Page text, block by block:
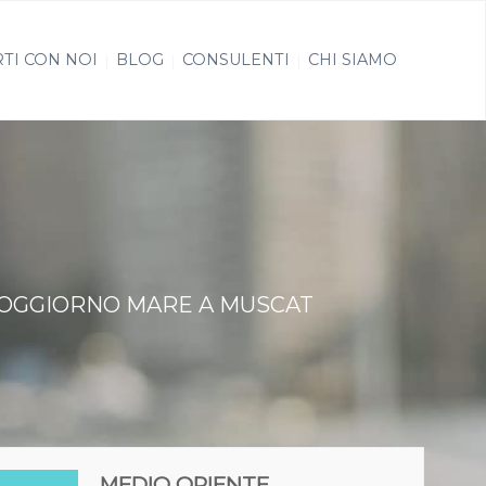
CON NOI BLOG CONSULENTI CHI SIAMO
MARE A MUSCAT